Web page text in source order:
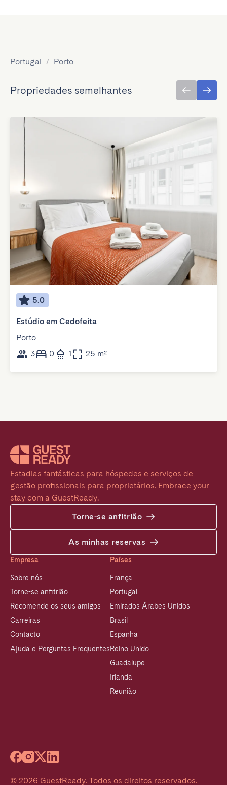
Portugal / Porto
Propriedades semelhantes
5.0
Estúdio em Cedofeita
Porto
3
0 1 25 m²
Estadias fantásticas para hóspedes e serviços de
gestão profissionais para proprietários. Embrace your
stay com a GuestReady.
Torne-se anfitrião
As minhas reservas
Empresa
Sobre nós
Torne-se anfitrião
Recomende os seus amigos
Carreiras
Contacto
Ajuda e Perguntas Frequentes
Países
França
Portugal
Emirados Árabes Unidos
Brasil
Espanha
Reino Unido
Guadalupe
Irlanda
Reunião
© 2026 GuestReady. Todos os direitos reservados.